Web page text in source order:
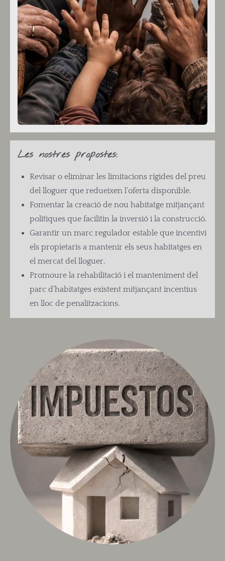
Les nostres propostes:
Revisar o eliminar les limitacions rígides del preu
del lloguer que redueixen l’oferta disponible.
Fomentar la creació de nou habitatge mitjançant
polítiques que facilitin la inversió i la construcció.
Garantir un marc regulador estable que incentivi
els propietaris a mantenir els seus habitatges en
el mercat del lloguer.
Promoure la rehabilitació i el manteniment del
parc d’habitatges existent mitjançant incentius
en lloc de penalitzacions.